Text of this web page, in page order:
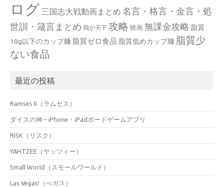
ログ 三国志大戦動画まとめ 名言・格言・金言・処
世訓・箴言まとめ 我が天下 攻略 映画 無課金攻略 脂質
10g以下のカップ麺 脂質ゼロ食品 脂質低めカップ麺 脂質少
ない食品
最近の投稿
Ramses II（ラムセス）
ダイスの神 – iPhone・iPadボードゲームアプリ
RISK（リスク）
YAHTZEE（ヤッツィー）
Small World（スモールワールド）
Las Vegas!（べガス）